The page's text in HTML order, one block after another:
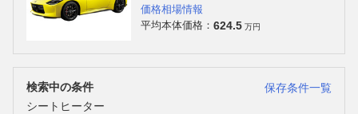
価格相場情報
平均本体価格： 624.5 万円
検索中の条件
保存条件一覧
シートヒーター